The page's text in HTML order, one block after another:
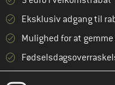
Eksklusiv adgang til
Mulighed for at